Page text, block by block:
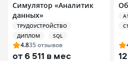
Симулятор «Аналитик
данных»
ТРУДОУСТРОЙСТВО
ДИПЛОМ
SQL
4.835отзывов
от 6 511 в мес
A1
C1